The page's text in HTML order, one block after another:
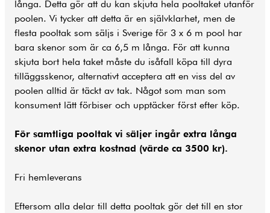
långa. Detta gör att du kan skjuta hela pooltaket utanför
poolen. Vi tycker att detta är en självklarhet, men de
flesta pooltak som säljs i Sverige för 3 x 6 m pool har
bara skenor som är ca 6,5 m långa. För att kunna
skjuta bort hela taket måste du isåfall köpa till dyra
tilläggsskenor, alternativt acceptera att en viss del av
poolen alltid är täckt av tak. Något som man som
konsument lätt förbiser och upptäcker först efter köp.
För samtliga pooltak vi säljer ingår extra långa
skenor utan extra kostnad (värde ca 3500 kr).
Fri hemleverans
Eftersom alla delar till detta pooltak gör det till en stor